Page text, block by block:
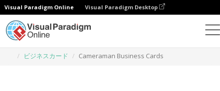
Visual Paradigm Online Visual Paradigm Desktop
ビジネスカード
Cameraman Business Cards